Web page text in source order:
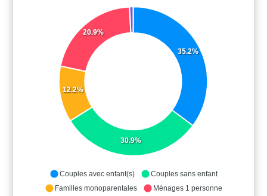
35.2%
30.9%
12.2%
20.9%
Couples avec enfant(s)
Couples sans enfant
Familles monoparentales
Ménages 1 personne